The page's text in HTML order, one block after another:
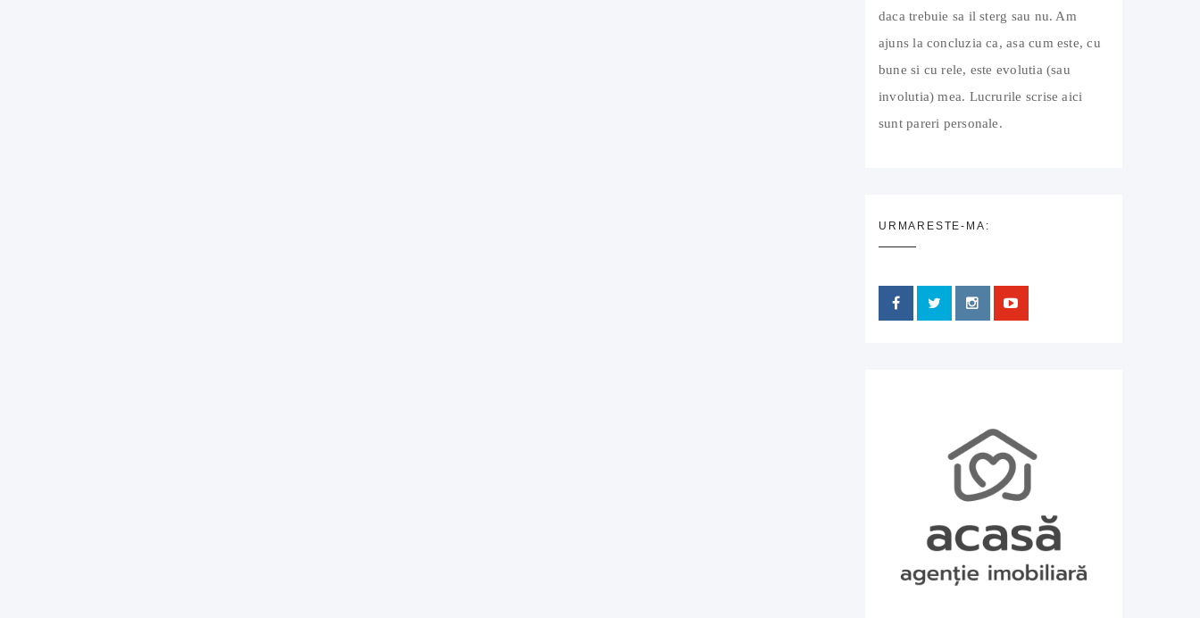
daca trebuie sa il sterg sau nu. Am
ajuns la concluzia ca, asa cum este, cu
bune si cu rele, este evolutia (sau
involutia) mea. Lucrurile scrise aici
sunt pareri personale.
URMARESTE-MA: